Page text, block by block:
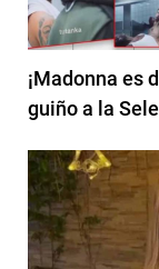
¡Madonna es
guiño a la